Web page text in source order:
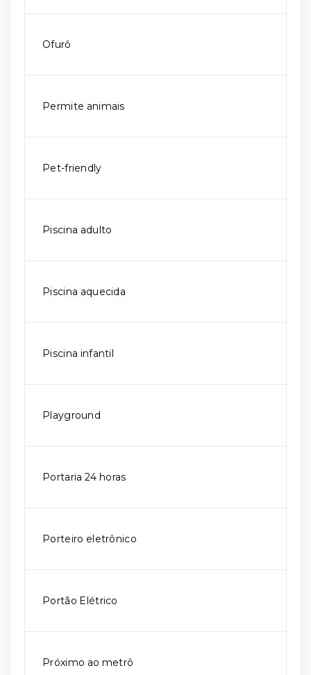
Ofurô
Permite animais
Pet-friendly
Piscina adulto
Piscina aquecida
Piscina infantil
Playground
Portaria 24 horas
Porteiro eletrônico
Portão Elétrico
Próximo ao metrô